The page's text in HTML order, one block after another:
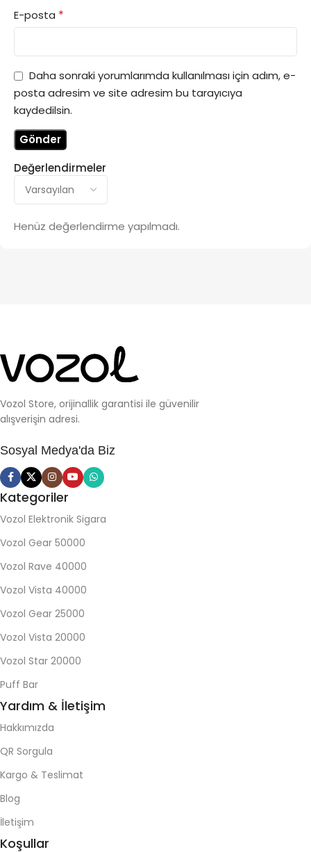
Değerlendirmeler
Henüz değerlendirme yapılmadı.
E-posta *
Daha sonraki yorumlarımda kullanılması için adım, e-
posta adresim ve site adresim bu tarayıcıya
kaydedilsin.
Vozol Store, orijinallik garantisi ile güvenilir
alışverişin adresi.
Sosyal Medya'da Biz
Kategoriler
Vozol Elektronik Sigara
Vozol Gear 50000
Vozol Rave 40000
Vozol Vista 40000
Vozol Gear 25000
Vozol Vista 20000
Vozol Star 20000
Puff Bar
Yardım & İletişim
Hakkımızda
QR Sorgula
Kargo & Teslimat
Blog
İletişim
Koşullar